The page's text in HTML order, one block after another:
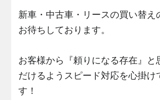
新車・中古車・リースの買い替え
お待ちしております。
お客様から『頼りになる存在』と
だけるようスピード対応を心掛け
す！